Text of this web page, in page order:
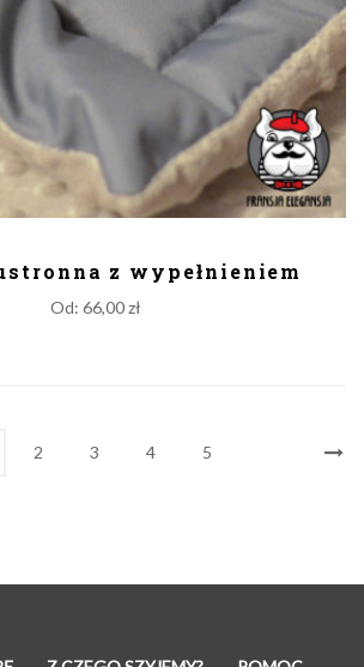
z wypełnieniem
Od: 66,00zł
2 3 4 5